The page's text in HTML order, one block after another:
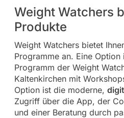
Weight Watchers
Produkte
Weight Watchers bietet
Programme an. Eine Option
Programm der Weight
Kaltenkirchen mit
Option ist die moderne,
Zugriff über die App, der
und einer Beratung durch